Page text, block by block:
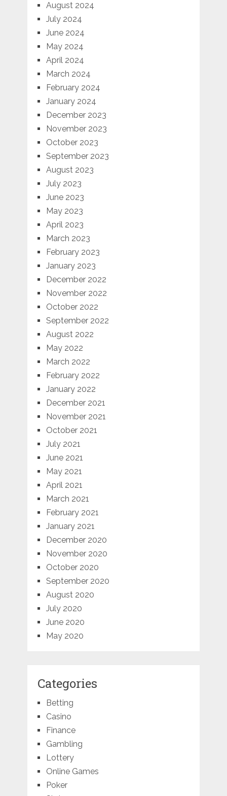
August 2024
July 2024
June 2024
May 2024
April 2024
March 2024
February 2024
January 2024
December 2023
November 2023
October 2023
September 2023
August 2023
July 2023
June 2023
May 2023
April 2023
March 2023
February 2023
January 2023
December 2022
November 2022
October 2022
September 2022
August 2022
May 2022
March 2022
February 2022
January 2022
December 2021
November 2021
October 2021
July 2021
June 2021
May 2021
April 2021
March 2021
February 2021
January 2021
December 2020
November 2020
October 2020
September 2020
August 2020
July 2020
June 2020
May 2020
Categories
Betting
Casino
Finance
Gambling
Lottery
Online Games
Poker